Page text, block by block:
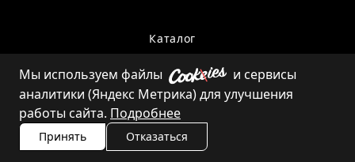
Каталог
Контакты
Мы используем файлы
и сервисы
аналитики (Яндекс Метрика) для улучшения
работы сайта. Подробнее
Принять Отказаться